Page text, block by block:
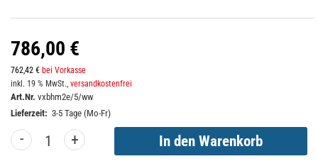
786,00 €
762,42 € bei Vorkasse
inkl. 19 % MwSt., versandkostenfrei
Art.Nr. vxbhm2e/5/ww
Lieferzeit: 3-5 Tage (Mo-Fr)
- +